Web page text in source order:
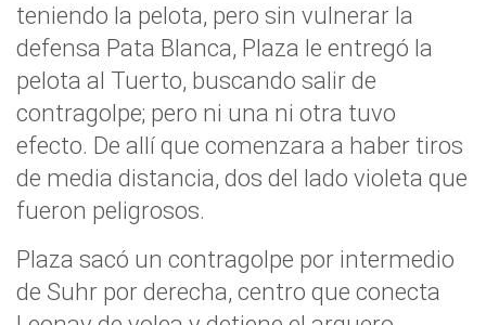
teniendo la pelota, pero sin vulnerar la
defensa Pata Blanca, Plaza le entregó la
pelota al Tuerto, buscando salir de
contragolpe; pero ni una ni otra tuvo
efecto. De allí que comenzara a haber tiros
de media distancia, dos del lado violeta que
fueron peligrosos.
Plaza sacó un contragolpe por intermedio
de Suhr por derecha, centro que conecta